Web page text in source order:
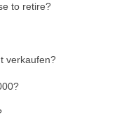
to retire?
verkaufen?